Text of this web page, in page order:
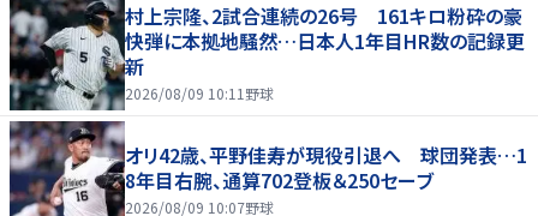
村上宗隆、2試合連続の26号 161キロ粉砕の豪
快弾に本拠地騒然…日本人1年目HR数の記録更
新
2026/08/09 10:11 野球
オリ42歳、平野佳寿が現役引退へ 球団発表…1
8年目右腕、通算702登板＆250セーブ
2026/08/09 10:07野球